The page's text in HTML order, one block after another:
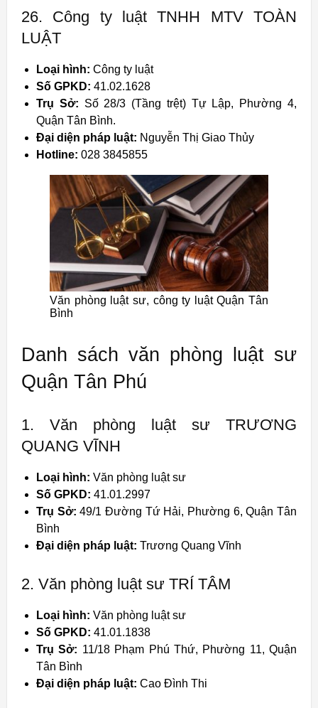
26. Công ty luật TNHH MTV TOÀN
LUẬT
Loại hình: Công ty luật
Số GPKD: 41.02.1628
Trụ Sở: Số 28/3 (Tầng trệt) Tự Lập, Phường 4,
Quận Tân Bình.
Đại diện pháp luật: Nguyễn Thị Giao Thủy
Hotline: 028 3845855
Văn phòng luật sư, công ty luật Quận Tân
Bình
Danh sách văn phòng luật sư
Quận Tân Phú
1. Văn phòng luật sư TRƯƠNG
QUANG VĨNH
Loại hình: Văn phòng luật sư
Số GPKD: 41.01.2997
Trụ Sở: 49/1 Đường Tứ Hải, Phường 6, Quận Tân
Bình
Đại diện pháp luật: Trương Quang Vĩnh
2. Văn phòng luật sư TRÍ TÂM
Loại hình: Văn phòng luật sư
Số GPKD: 41.01.1838
Trụ Sở: 11/18 Phạm Phú Thứ, Phường 11, Quận
Tân Bình
Đại diện pháp luật: Cao Đình Thi